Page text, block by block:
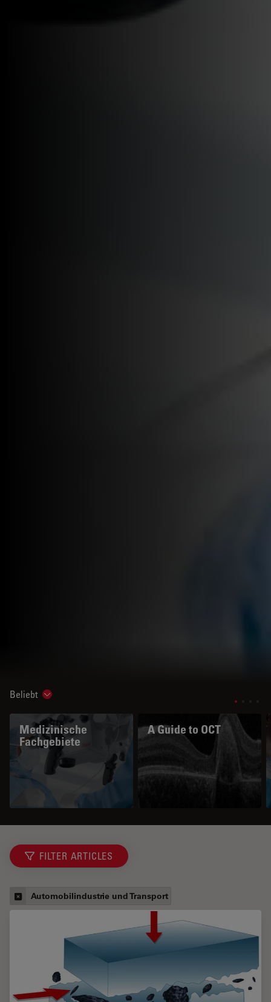
Beliebt Show subnavigation
Medizinische
Fachgebiete
A Guide to OCT
FILTER ARTICLES
Automobilindustrie und Transport